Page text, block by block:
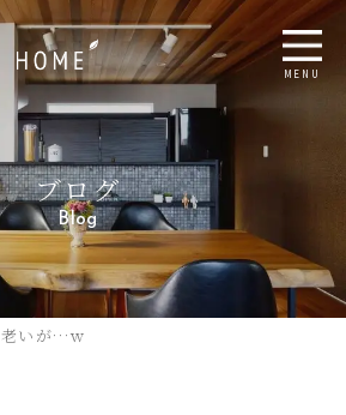
MENU
ブログ
Blog
老いが…ｗ